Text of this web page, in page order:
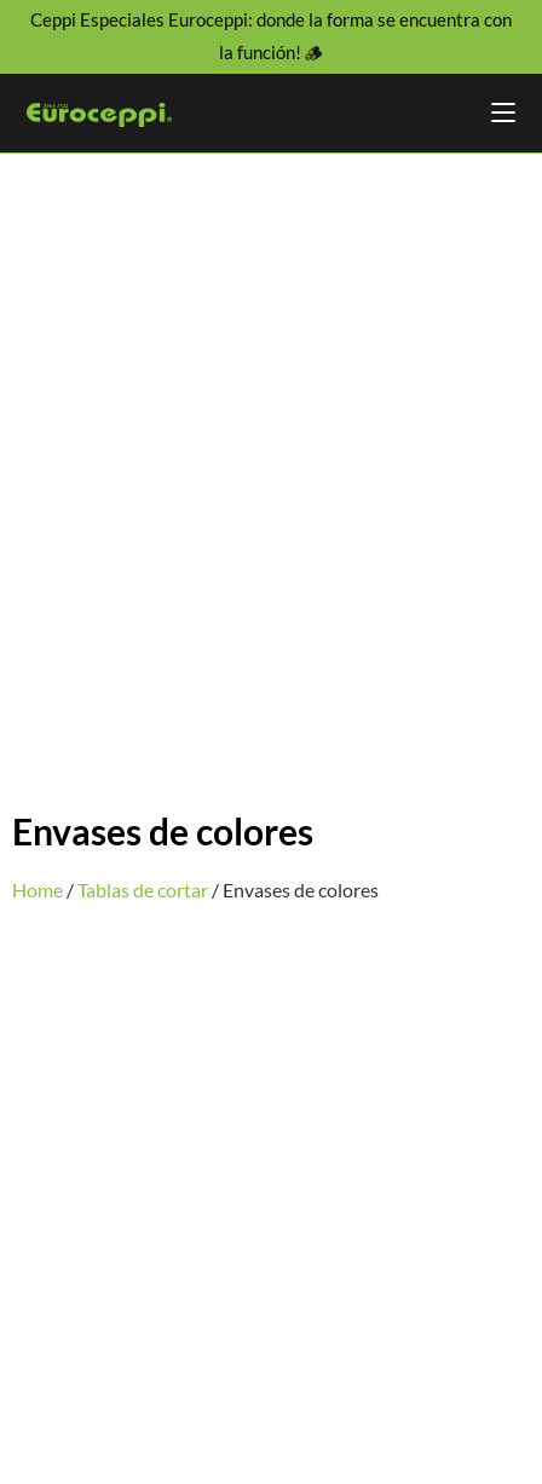
Ceppi Especiales Euroceppi: donde la forma se encuentra con
la función! 🪵
Envases de colores
Home /Tablas de cortar / Envases de colores